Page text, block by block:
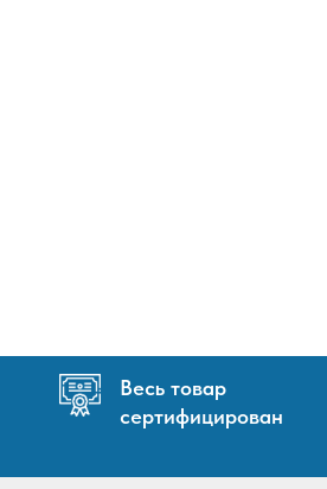
Весь товар
сертифицирован